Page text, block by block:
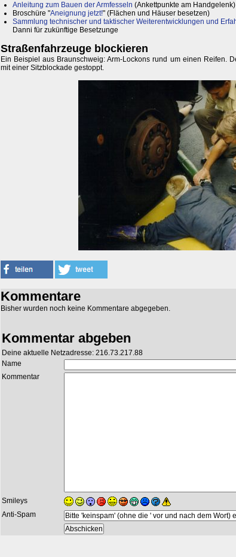
Anleitung zum Bauen der Armfesseln (Ankettpunkte am Handgelenk)
Broschüre "Aneignung jetzt!" (Flächen und Häuser besetzen)
Sammlung technischer und taktischer Weiterentwicklungen und
Danni für zukünftige Besetzunge
Straßenfahrzeuge blockieren
Ein Beispiel aus Braunschweig: Arm-Lockons rund um einen Reifen.
mit einer Sitzblockade gestoppt.
Kommentare
Bisher wurden noch keine Kommentare abgegeben.
Kommentar abgeben
Deine aktuelle Netzadresse: 216.73.217.88
Name
Kommentar
Smileys
Anti-Spam